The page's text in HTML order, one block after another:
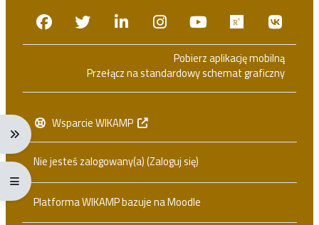
FacebookTwitterLinkedinInstagram
Youtube
Pobierz aplikację mobilną
Przełącz na standardowy schemat graficzny
Wsparcie WIKAMP
Nie jesteś zalogowany(a) (Zaloguj się)
Platforma WIKAMP bazuje naMoodle
Rozwiń menu nawigacji: Ctrl + Alt + →
Rozwiń menu pełnoekranowe: Ctrl + Alt + f